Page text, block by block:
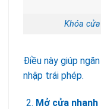
Khóa
Điều này giúp
nhập trái phép.
Mở cửa